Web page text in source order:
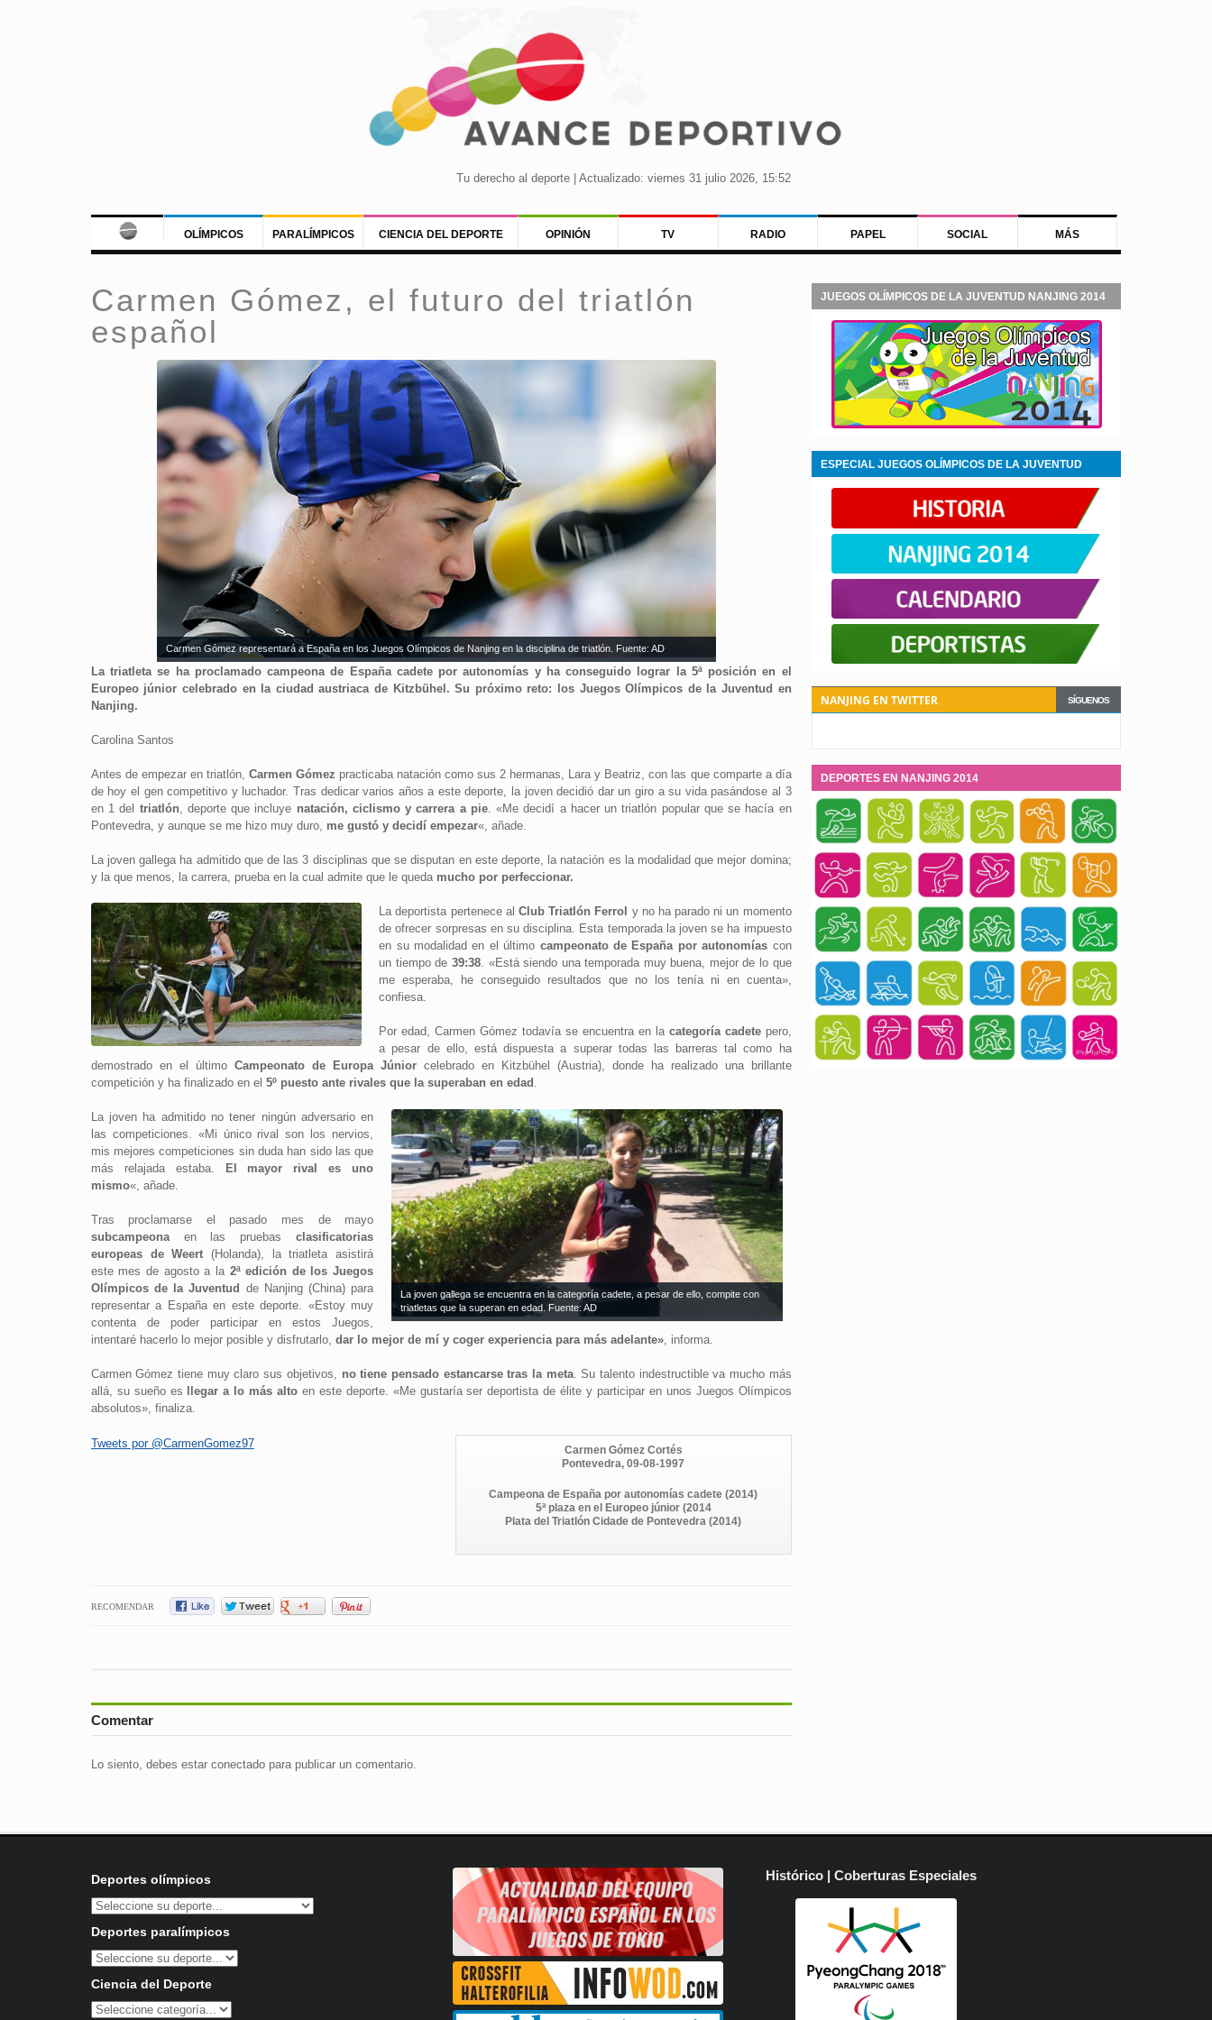
Tu derecho al deporte | Actualizado: viernes 31 julio 2026, 15:52
OLÍMPICOS PARALÍMPICOS CIENCIA DEL DEPORTE OPINIÓN TV RADIO PAPEL SOCIAL MÁS
Carmen Gómez, el futuro del triatlón
español
Carmen Gómez representará a España en los Juegos Olímpicos de Nanjing en la disciplina de triatlón. Fuente: AD
La triatleta se ha proclamado campeona de España cadete por autonomías y ha conseguido lograr la 5ª posición en el
Europeo júnior celebrado en la ciudad austriaca de Kitzbühel. Su próximo reto: los Juegos Olímpicos de la Juventud en
Nanjing.
Carolina Santos
Antes de empezar en triatlón, Carmen Gómez practicaba natación como sus 2 hermanas, Lara y Beatriz, con las que comparte a día
de hoy el gen competitivo y luchador. Tras dedicar varios años a este deporte, la joven decidió dar un giro a su vida pasándose al 3
en 1 del triatlón, deporte que incluye natación, ciclismo y carrera a pie. «Me decidí a hacer un triatlón popular que se hacía en
Pontevedra, y aunque se me hizo muy duro, me gustó y decidí empezar«, añade.
La joven gallega ha admitido que de las 3 disciplinas que se disputan en este deporte, la natación es la modalidad que mejor domina;
y la que menos, la carrera, prueba en la cual admite que le queda mucho por perfeccionar.
La deportista pertenece alClub Triatlón Ferrol y no ha parado ni un momento
de ofrecer sorpresas en su disciplina. Esta temporada la joven se ha impuesto
en su modalidad en el último campeonato de España por autonomías con
un tiempo de 39:38. «Está siendo una temporada muy buena, mejor de lo que
me esperaba, he conseguido resultados que no los tenía ni en cuenta»,
confiesa.
Por edad, Carmen Gómez todavía se encuentra en lacategoría cadetepero,
a pesar de ello, está dispuesta a superar todas las barreras tal como ha
demostrado en el último Campeonato de Europa Júniorcelebrado en Kitzbühel (Austria), donde ha realizado una brillante
competición y ha finalizado en el 5º puesto ante rivales que la superaban en edad .
La joven gallega se encuentra en la categoría cadete, a pesar de ello, compite con
triatletas que la superan en edad. Fuente: AD
La joven ha admitido no tener ningún adversario en
las competiciones. «Mi único rival son los nervios,
mis mejores competiciones sin duda han sido las que
más relajada estaba.
El mayor rival es uno
mismo«, añade.
Tras proclamarse el pasado mes de mayo
subcampeonaen las pruebas clasificatorias
europeas de Weert (Holanda), la triatleta asistirá
este mes de agosto a la 2ª edición de los Juegos
Olímpicos de la Juventud de Nanjing (China) para
representar a España en este deporte. «Estoy muy
contenta de poder participar en estos Juegos,
intentaré hacerlo lo mejor posible y disfrutarlo, dar lo mejor de mí y coger experiencia para más adelante», informa.
Carmen Gómez tiene muy claro sus objetivos, no tiene pensado estancarse tras la meta. Su talento indestructible va mucho más
allá, su sueño es
llegar a lo más alto en este deporte. «Me gustaría ser deportista de élite y participar en unos Juegos Olímpicos
absolutos», finaliza.
Tweets por @CarmenGomez97
Carmen Gómez Cortés
Pontevedra, 09-08-1997
Campeona de España por autonomías cadete (2014)
5ª plaza en el Europeo júnior (2014
Plata del Triatlón Cidade de Pontevedra (2014)
RECOMENDAR
Comentar
Lo siento, debes estar conectadopara publicar un comentario.
JUEGOS OLÍMPICOS DE LA JUVENTUD NANJING 2014
ESPECIAL JUEGOS OLÍMPICOS DE LA JUVENTUD
NANJING 2014
SÍGUENOS
NANJING EN TWITTER
DEPORTES EN NANJING 2014
Deportes olímpicos
Deportes paralímpicos
Ciencia del Deporte
Histórico | Coberturas Especiales